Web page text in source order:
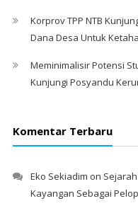
Korprov TPP NTB
Dana Desa Untuk
Meminimalisir Potensi
Kunjungi Posyandu
Komentar Terbaru
Eko Sekiadim on
Kayangan Sebagai